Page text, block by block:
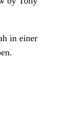
in einer